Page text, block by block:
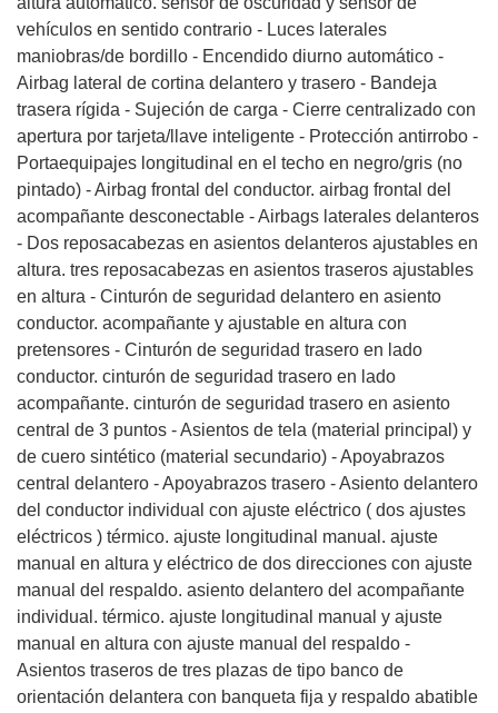
vehículos en sentido contrario - Luces laterales
maniobras/de bordillo - Encendido diurno automático -
Airbag lateral de cortina delantero y trasero - Bandeja
trasera rígida - Sujeción de carga - Cierre centralizado con
apertura por tarjeta/llave inteligente - Protección antirrobo -
Portaequipajes longitudinal en el techo en negro/gris (no
pintado) - Airbag frontal del conductor. airbag frontal del
acompañante desconectable - Airbags laterales delanteros
- Dos reposacabezas en asientos delanteros ajustables en
altura. tres reposacabezas en asientos traseros ajustables
en altura - Cinturón de seguridad delantero en asiento
conductor. acompañante y ajustable en altura con
pretensores - Cinturón de seguridad trasero en lado
conductor. cinturón de seguridad trasero en lado
acompañante. cinturón de seguridad trasero en asiento
central de 3 puntos - Asientos de tela (material principal) y
de cuero sintético (material secundario) - Apoyabrazos
central delantero - Apoyabrazos trasero - Asiento delantero
del conductor individual con ajuste eléctrico ( dos ajustes
eléctricos ) térmico. ajuste longitudinal manual. ajuste
manual en altura y eléctrico de dos direcciones con ajuste
manual del respaldo. asiento delantero del acompañante
individual. térmico. ajuste longitudinal manual y ajuste
manual en altura con ajuste manual del respaldo -
Asientos traseros de tres plazas de tipo banco de
orientación delantera con banqueta fija y respaldo abatible